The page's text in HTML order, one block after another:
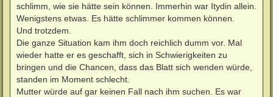
schlimm, wie sie hätte sein können. Immerhin war Itydin allein.
Wenigstens etwas. Es hätte schlimmer kommen können.
Und trotzdem.
Die ganze Situation kam ihm doch reichlich dumm vor. Mal
wieder hatte er es geschafft, sich in Schwierigkeiten zu
bringen und die Chancen, dass das Blatt sich wenden würde,
standen im Moment schlecht.
Mutter würde auf gar keinen Fall nach ihm suchen. Es war